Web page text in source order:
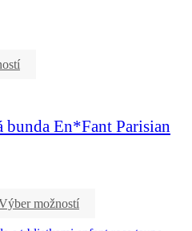
bunda En*Fant Parisian
možností